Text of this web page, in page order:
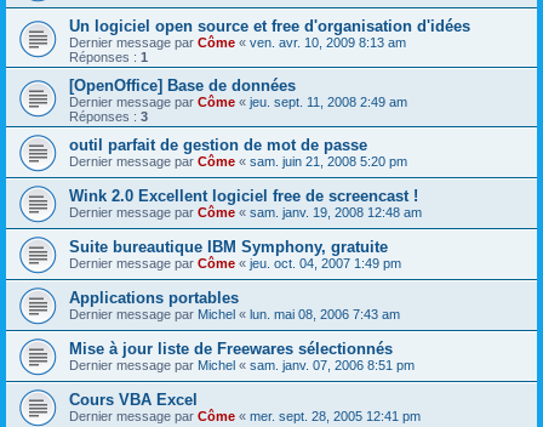
Un logiciel open source et free d'organisation d'idées
Dernier message par Côme « ven. avr. 10, 2009 8:13 am
Réponses : 1
[OpenOffice] Base de données
Dernier message par Côme « jeu. sept. 11, 2008 2:49 am
Réponses : 3
outil parfait de gestion de mot de passe
Dernier message par Côme « sam. juin 21, 2008 5:20 pm
Wink 2.0 Excellent logiciel free de screencast !
Dernier message par Côme « sam. janv. 19, 2008 12:48 am
Suite bureautique IBM Symphony, gratuite
Dernier message par Côme « jeu. oct. 04, 2007 1:49 pm
Applications portables
Dernier message par Michel « lun. mai 08, 2006 7:43 am
Mise à jour liste de Freewares sélectionnés
Dernier message par Michel « sam. janv. 07, 2006 8:51 pm
Cours VBA Excel
Dernier message par Côme « mer. sept. 28, 2005 12:41 pm